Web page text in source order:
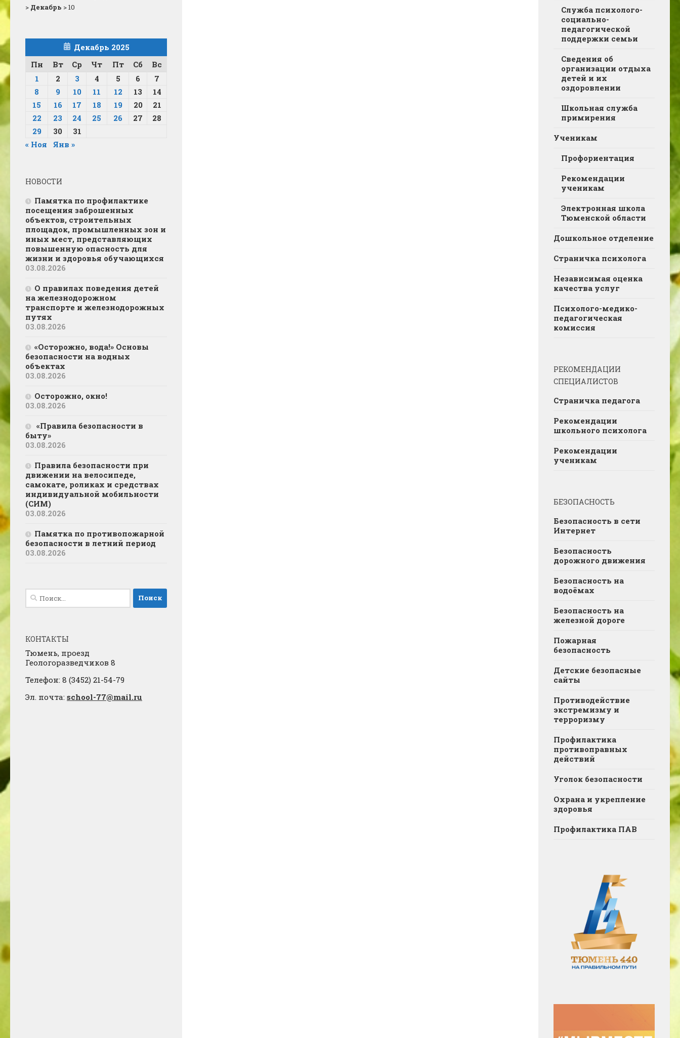
> Декабрь >10
Декабрь 2025
Пн
Вт Ср Чт Пт Сб
Вс
1
2 3 4 5 6
7
8
9 10 11 12 13
14
15
16 17 18 19 20
21
22
23 24 25 26 27
28
29
30
31
« Ноя
Янв »
НОВОСТИ
Памятка по профилактике
посещения заброшенных
объектов, строительных
площадок, промышленных зон и
иных мест, представляющих
повышенную опасность для
жизни и здоровья обучающихся
03.08.2026
О правилах поведения детей
на железнодорожном
транспорте и железнодорожных
путях
03.08.2026
«Осторожно, вода!» Основы
безопасности на водных
объектах
03.08.2026
Осторожно, окно!
03.08.2026
«Правила безопасности в
быту»
03.08.2026
Правила безопасности при
движении на велосипеде,
самокате, роликах и средствах
индивидуальной мобильности
(СИМ)
03.08.2026
Памятка по противопожарной
безопасности в летний период
03.08.2026
Найти:
КОНТАКТЫ
Тюмень, проезд
Геологоразведчиков 8
Телефон: 8 (3452) 21-54-79
Эл. почта: school-77@mail.ru
Служба психолого-
социально-
педагогической
поддержки семьи
Сведения об
организации отдыха
детей и их
оздоровлении
Школьная служба
примирения
Ученикам
Профориентация
Рекомендации
ученикам
Электронная школа
Тюменской области
Дошкольное отделение
Страничка психолога
Независимая оценка
качества услуг
Психолого-медико-
педагогическая
комиссия
РЕКОМЕНДАЦИИ
СПЕЦИАЛИСТОВ
Страничка педагога
Рекомендации
школьного психолога
Рекомендации
ученикам
БЕЗОПАСНОСТЬ
Безопасность в сети
Интернет
Безопасность
дорожного движения
Безопасность на
водоёмах
Безопасность на
железной дороге
Пожарная
безопасность
Детские безопасные
сайты
Противодействие
экстремизму и
терроризму
Профилактика
противоправных
действий
Уголок безопасности
Охрана и укрепление
здоровья
Профилактика ПАВ